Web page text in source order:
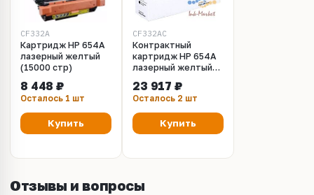
CF332A
Картридж HP 654A
лазерный желтый
(15000 стр)
8 448 ₽
Осталось 1 шт
Купить
CF332AC
Контрактный
картридж HP 654A
лазерный желтый
23 917 ₽
Осталось 2 шт
Купить
Отзывы и вопросы